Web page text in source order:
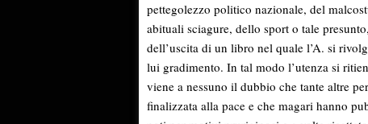
pettegolezzo politico nazionale, del
abituali sciagure, dello sport o tale
dell’uscita di un libro nel quale l’A. si
lui gradimento. In tal modo l’utenza si
viene a nessuno il dubbio che tante altre
finalizzata alla pace e che magari hanno